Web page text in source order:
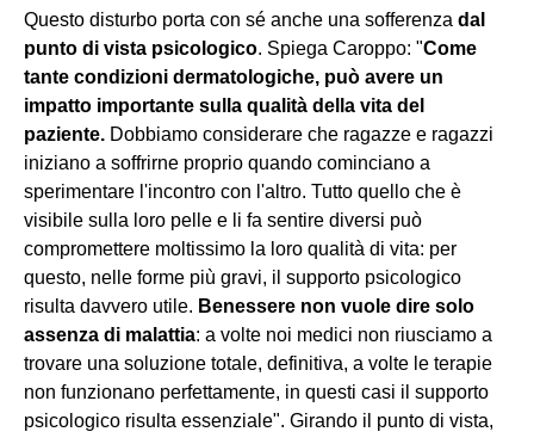
Questo disturbo porta con sé anche una sofferenza dal
punto di vista psicologico. Spiega Caroppo: "Come
tante condizioni dermatologiche, può avere un
impatto importante sulla qualità della vita del
paziente. Dobbiamo considerare che ragazze e ragazzi
iniziano a soffrirne proprio quando cominciano a
sperimentare l'incontro con l'altro. Tutto quello che è
visibile sulla loro pelle e li fa sentire diversi può
compromettere moltissimo la loro qualità di vita: per
questo, nelle forme più gravi, il supporto psicologico
risulta davvero utile. Benessere non vuole dire solo
assenza di malattia: a volte noi medici non riusciamo a
trovare una soluzione totale, definitiva, a volte le terapie
non funzionano perfettamente, in questi casi il supporto
psicologico risulta essenziale". Girando il punto di vista,